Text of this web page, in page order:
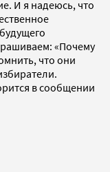
И я надеюсь, что
«Почему
что они
в сообщении